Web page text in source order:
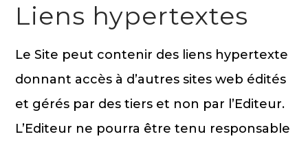
Liens hypertextes
Le Site peut contenir des liens hypertexte
donnant accès à d’autres sites web édités
et gérés par des tiers et non par l’Editeur.
L’Editeur ne pourra être tenu responsable